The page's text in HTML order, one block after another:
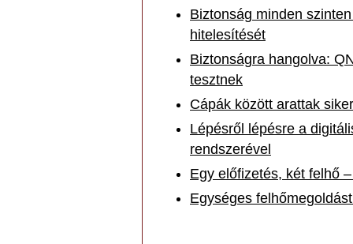
Biztonság minden
hitelesítését
Biztonságra hangolva:
tesztnek
Cápák között arattak
Lépésről lépésre a
rendszerével
Egy előfizetés, két felhő
Egységes